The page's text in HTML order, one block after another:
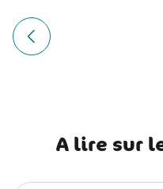
Navigation
de
Article précédent
A lire sur